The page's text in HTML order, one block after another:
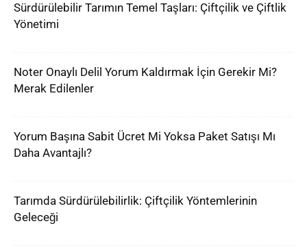
Sürdürülebilir Tarımın Temel Taşları: Çiftçilik ve Çiftlik
Yönetimi
Noter Onaylı Delil Yorum Kaldırmak İçin Gerekir Mi?
Merak Edilenler
Yorum Başına Sabit Ücret Mi Yoksa Paket Satışı Mı
Daha Avantajlı?
Tarımda Sürdürülebilirlik: Çiftçilik Yöntemlerinin
Geleceği